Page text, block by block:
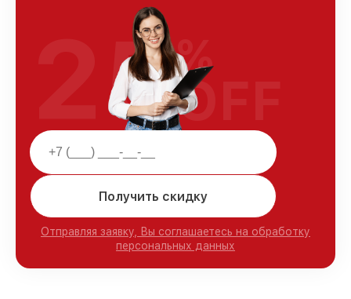
Получить скидку
Отправляя заявку, Вы соглашаетесь на обработку
персональных данных
25%
OFF